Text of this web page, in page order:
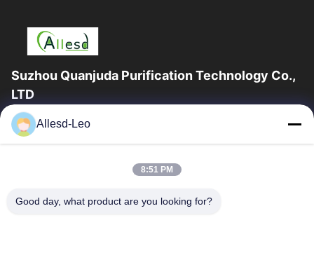
Suzhou Quanjuda Purification Technology Co.,
LTD
16years ervaring, als belangrijke fabrikant en exporteur van
ESD & Cleanroom producten, bieden wij een volledige lijn van
Huis
Producten
Allesd-Leo
8:51 PM
Good day, what product are you looking for?